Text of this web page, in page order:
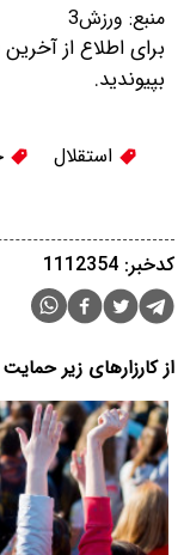
منبع: ورزش3
برای اطلاع از
بپیوندید.
استقلال
کدخبر: 1112354
از کارزارهای زیر